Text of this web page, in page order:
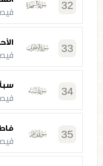
32
33
34 سبأ
35